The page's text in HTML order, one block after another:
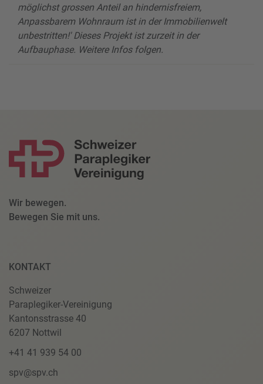
möglichst grossen Anteil an hindernisfreiem,
Anpassbarem Wohnraum ist in der Immobilienwelt
unbestritten!' Dieses Projekt ist zurzeit in der
Aufbauphase. Weitere Infos folgen.
Wir bewegen.
Bewegen Sie mit uns.
KONTAKT
Schweizer
Paraplegiker-Vereinigung
Kantonsstrasse 40
6207 Nottwil
+41 41 939 54 00
spv@spv.ch